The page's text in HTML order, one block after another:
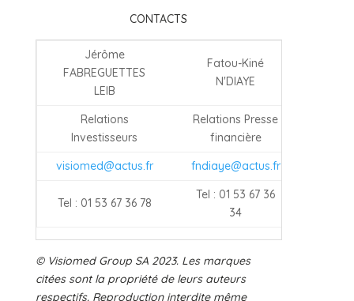
CONTACTS
Jérôme
FABREGUETTES
LEIB
Fatou-Kiné
N'DIAYE
Relations
Investisseurs
Relations Presse
financière
visiomed@actus.fr
fndiaye@actus.fr
Tel : 01 53 67 36 78
Tel : 01 53 67 36
34
© Visiomed Group SA 2023. Les marques
citées sont la propriété de leurs auteurs
respectifs. Reproduction interdite même